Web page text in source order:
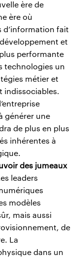
ère de
ère où
d’information fait
et
performante
technologies un
métier et
indissociables.
générer une
de plus en plus
inhérentes à
des jumeaux
leaders
modèles
mais aussi
de
La
dans un